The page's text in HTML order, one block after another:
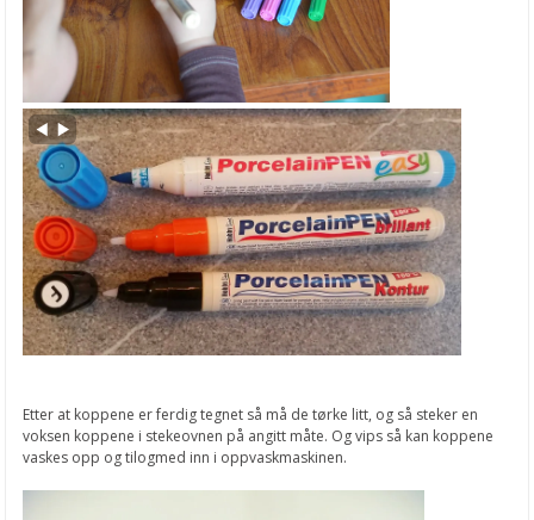
Antonios Tzanidakis kurs 2
Antonios Tzanidakis kurs 1
Love Notes fra Echo Park
Nye påskeark fra Reprint
Nye bryllupsark fra Reprint
Spring Garden fra Simple Stories
Påskehare pynt
Støpeform med påskemotiver
Påskegirlander
Vårens store nyhet!
Karsepottekaniner
Etter at koppene er ferdig tegnet så må de tørke litt, og så steker en
voksen koppene i stekeovnen på angitt måte. Og vips så kan koppene
vaskes opp og tilogmed inn i oppvaskmaskinen.